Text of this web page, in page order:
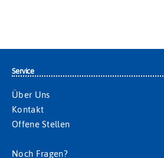
Service
Über Uns
Kontakt
Offene Stellen
Noch Fragen?